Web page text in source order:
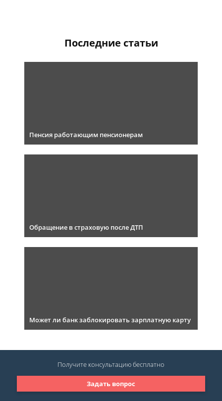
Последние статьи
Пенсия работающим пенсионерам
Обращение в страховую после ДТП
Может ли банк заблокировать зарплатную карту
Задать вопрос
Получите консультациюбесплатно